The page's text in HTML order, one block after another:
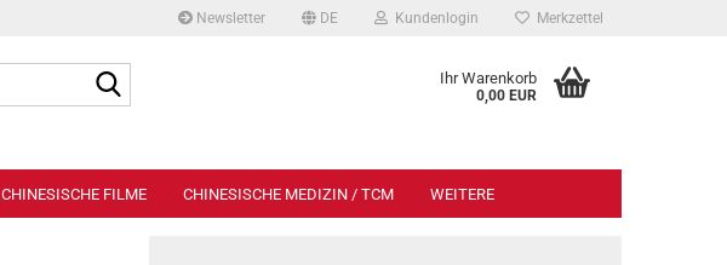
Newsletter DE Kundenlogin Merkzettel
Ihr Warenkorb
0,00 EUR
CHINESISCHE FILME CHINESISCHE MEDIZIN / TCM WEITERE